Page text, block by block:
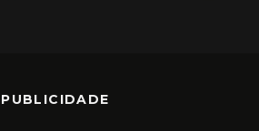
PUBLICIDADE